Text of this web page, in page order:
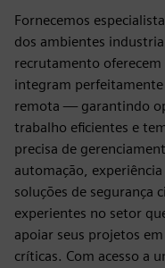
Fornecemos
dos ambientes
recrutamento
integram
remota — garantindo
trabalho eficientes e
precisa de
automação,
soluções de segurança
experientes no setor
apoiar seus projetos
críticas. Com acesso a